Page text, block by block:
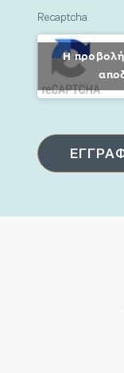
Recaptcha
Η προβολή